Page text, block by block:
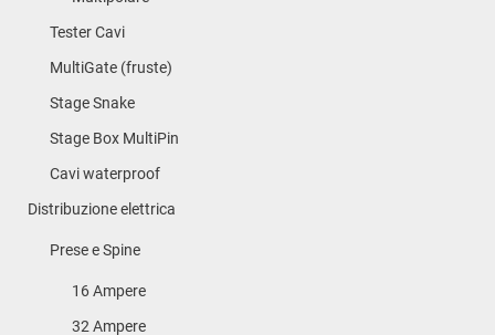
Tester Cavi
MultiGate (fruste)
Stage Snake
Stage Box MultiPin
Cavi waterproof
Distribuzione elettrica
Prese e Spine
16 Ampere
32 Ampere